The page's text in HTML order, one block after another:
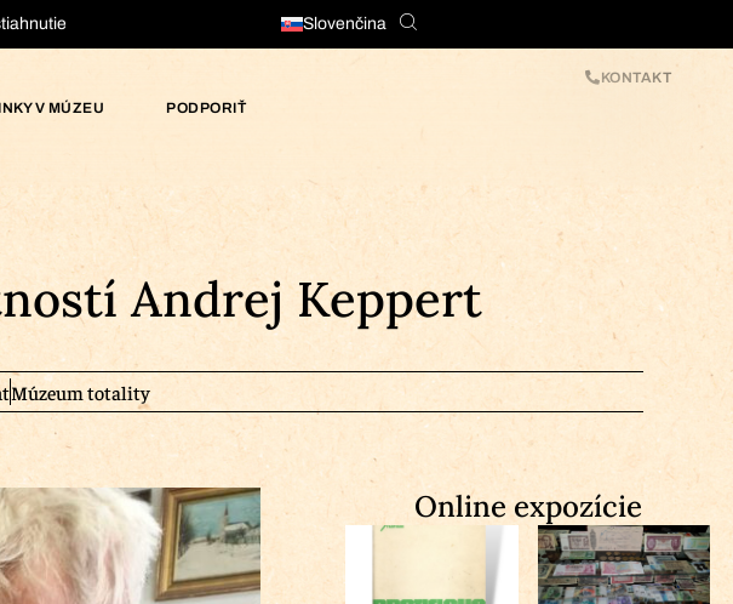
Slovenčina
V MÚZEU PODPORIŤ
KONTAKT
Andrej Keppert
Múzeum totality
Online expozície